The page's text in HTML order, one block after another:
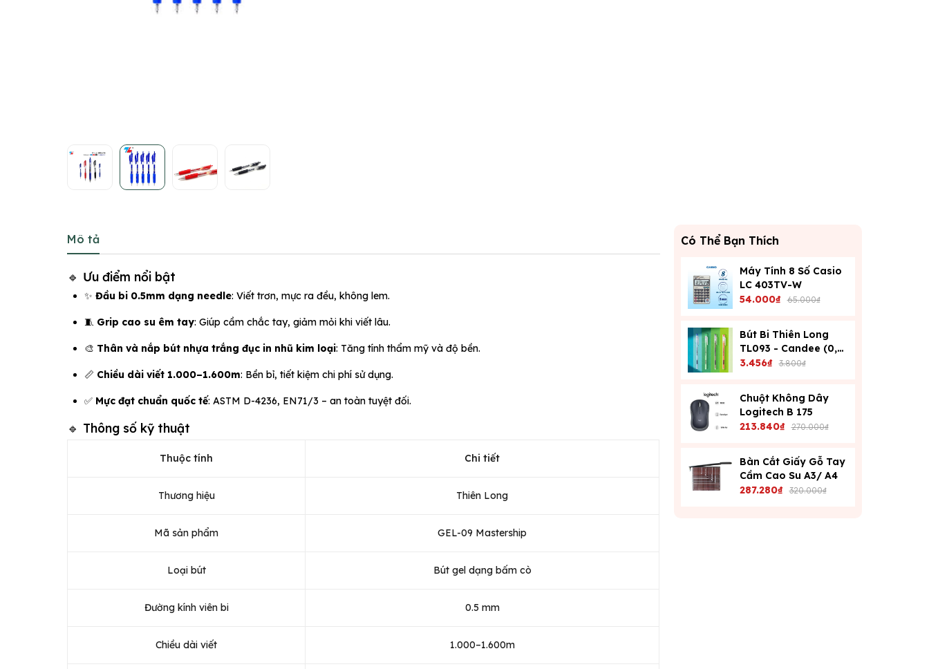
Có Thể Bạn Thích
Máy Tính 8 Số Casio
LC 403TV-W
54.000₫ 65.000₫
Bút Bi Thiên Long
TL093 - Candee (0,6
Mm) - Xanh
3.456₫ 3.800₫
Chuột Không Dây
Logitech B 175
213.840₫ 270.000₫
Bàn Cắt Giấy Gỗ Tay
Cầm Cao Su A3/ A4
287.280₫ 320.000₫
Mô tả
🔹 Ưu điểm nổi bật
✨ Đầu bi 0.5mm dạng needle: Viết trơn, mực ra đều, không lem.
🧵 Grip cao su êm tay: Giúp cầm chắc tay, giảm mỏi khi viết lâu.
🎨 Thân và nắp bút nhựa trắng đục in nhũ kim loại: Tăng tính thẩm mỹ và độ bền.
📏 Chiều dài viết 1.000–1.600m: Bền bỉ, tiết kiệm chi phí sử dụng.
✅ Mực đạt chuẩn quốc tế: ASTM D-4236, EN71/3 – an toàn tuyệt đối.
🔹 Thông số kỹ thuật
Thuộc tính Chi tiết
Thương hiệu Thiên Long
Mã sản phẩm GEL-09 Mastership
Loại bút Bút gel dạng bấm cò
Đường kính viên bi 0.5 mm
Chiều dài viết 1.000–1.600m